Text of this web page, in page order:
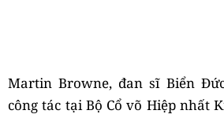
Martin Browne, đan sĩ Biển
công tác tại Bộ Cổ võ Hiệp nhất